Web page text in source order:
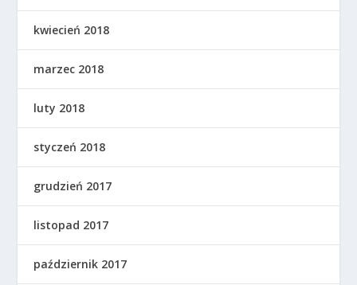
kwiecień 2018
marzec 2018
luty 2018
styczeń 2018
grudzień 2017
listopad 2017
październik 2017